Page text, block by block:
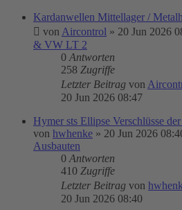
Kardanwellen Mittellager /
von Aircontrol » 20 Jun 2026
& VW LT 2
0 Antworten
258 Zugriffe
Letzter Beitrag von
20 Jun 2026 08:47
Hymer sts Ellipse Verschlüsse
von hwhenke » 20 Jun 2026
Ausbauten
0 Antworten
410 Zugriffe
Letzter Beitrag von
20 Jun 2026 08:40